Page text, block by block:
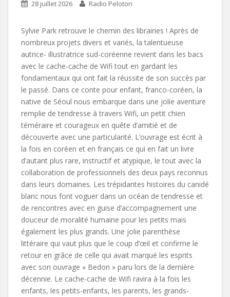
28 juillet 2026 Radio Peloton
Sylvie Park retrouve le chemin des librairies ! Après de
nombreux projets divers et variés, la talentueuse
autrice- illustratrice sud-coréenne revient dans les bacs
avec le cache-cache de Wifi tout en gardant les
fondamentaux qui ont fait la réussite de son succès par
le passé. Dans ce conte pour enfant, franco-coréen, la
native de Séoul nous embarque dans une jolie aventure
remplie de tendresse à travers Wifi, un petit chien
téméraire et courageux en quête d’amitié et de
découverte avec une particularité. L’ouvrage est écrit à
la fois en coréen et en français ce qui en fait un livre
d’autant plus rare, instructif et atypique, le tout avec la
collaboration de professionnels des deux pays reconnus
dans leurs domaines. Les trépidantes histoires du canidé
blanc nous font voguer dans un océan de tendresse et
de rencontres avec en guise d’accompagnement une
douceur de moralité humaine pour les petits mais
également les plus grands. Une jolie parenthèse
littéraire qui vaut plus que le coup d’œil et confirme le
retour en grâce de celle qui avait marqué les esprits
avec son ouvrage « Bedon » paru lors de la dernière
décennie. Le cache-cache de Wifi ravira à la fois les
enfants, les petits-enfants, les parents, les grands-